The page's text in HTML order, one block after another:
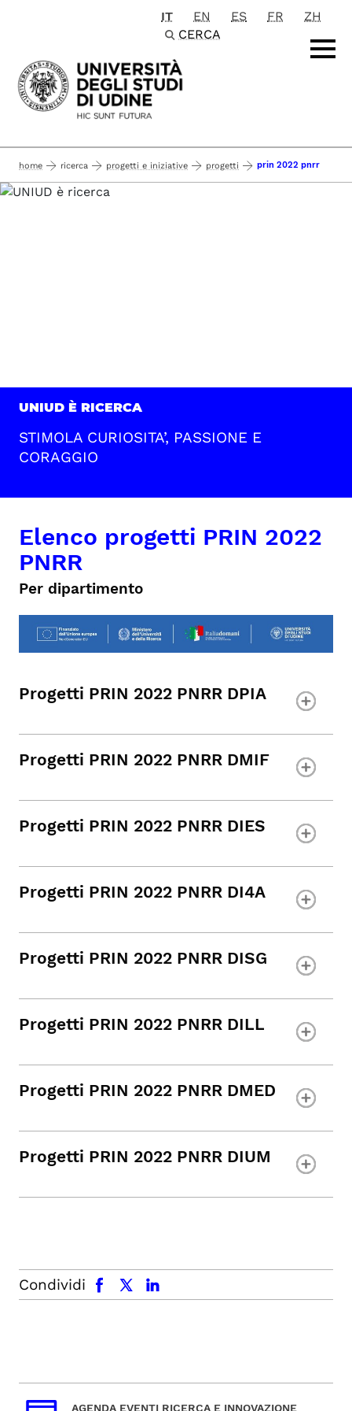
Passa al contenuto principale
IT EN ES FR
ZH
CERCA
home ricerca progetti e iniziative progetti prin 2022 pnrr
UNIUD È RICERCA
STIMOLA CURIOSITA’, PASSIONE E
CORAGGIO
Elenco progetti PRIN 2022
PNRR
Per dipartimento
Progetti PRIN 2022 PNRR DPIA
Progetti PRIN 2022 PNRR DMIF
Progetti PRIN 2022 PNRR DIES
Progetti PRIN 2022 PNRR DI4A
Progetti PRIN 2022 PNRR DISG
Progetti PRIN 2022 PNRR DILL
Progetti PRIN 2022 PNRR DMED
Progetti PRIN 2022 PNRR DIUM
Condividi
facebook x.com linkedin
AGENDA EVENTI RICERCA E INNOVAZIONE